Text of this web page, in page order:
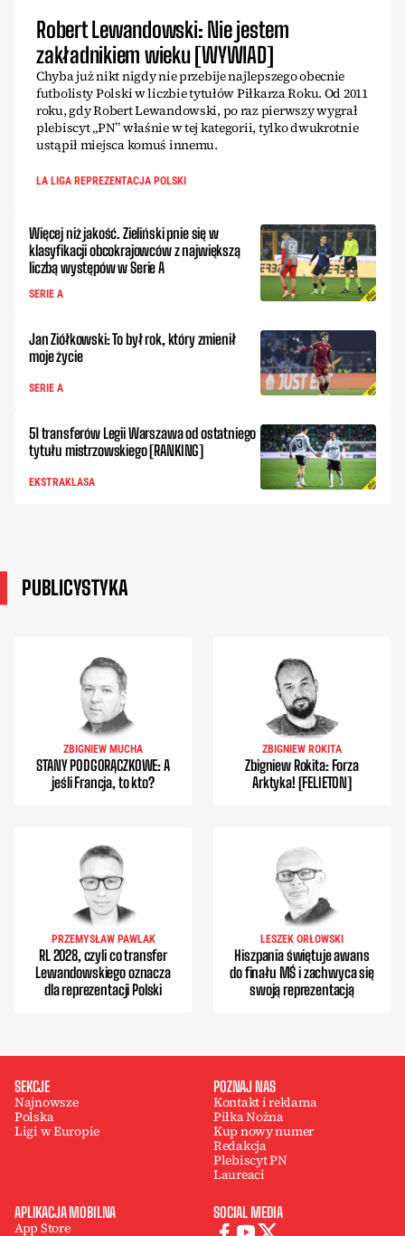
Robert Lewandowski: Nie jestem
zakładnikiem wieku [WYWIAD]
Chyba już nikt nigdy nie przebije najlepszego obecnie
futbolisty Polski w liczbie tytułów Piłkarza Roku. Od 2011
roku, gdy Robert Lewandowski, po raz pierwszy wygrał
plebiscyt „PN” właśnie w tej kategorii, tylko dwukrotnie
ustąpił miejsca komuś innemu.
LA LIGA REPREZENTACJA POLSKI
Więcej niż jakość. Zieliński pnie się w
klasyfikacji obcokrajowców z największą
liczbą występów w Serie A
SERIE A
Jan Ziółkowski: To był rok, który zmienił
moje życie
SERIE A
51 transferów Legii Warszawa od ostatniego
tytułu mistrzowskiego [RANKING]
EKSTRAKLASA
PUBLICYSTYKA
ZBIGNIEW MUCHA
STANY PODGORĄCZKOWE: A
jeśli Francja, to kto?
ZBIGNIEW ROKITA
Zbigniew Rokita: Forza
Arktyka! [FELIETON]
PRZEMYSŁAW PAWLAK
RL 2028, czyli co transfer
Lewandowskiego oznacza
dla reprezentacji Polski
LESZEK ORŁOWSKI
Hiszpania świętuje awans
do finału MŚ i zachwyca się
swoją reprezentacją
SEKCJE
Najnowsze
Polska
Ligi w Europie
POZNAJ NAS
Kontakt i reklama
Piłka Nożna
Kup nowy numer
Redakcja
Plebiscyt PN
Laureaci
APLIKACJA MOBILNA
App Store
SOCIAL MEDIA